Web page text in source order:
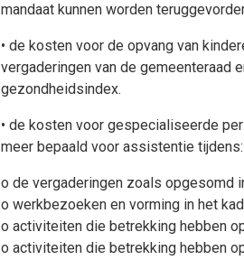
mandaat kunnen worden
• de kosten voor de opvang van
vergaderingen van de gemeenteraad
gezondheidsindex.
• de kosten voor gespecialiseerde
meer bepaald voor assistentie tijdens:
o de vergaderingen zoals opgesomd
o werkbezoeken en vorming in het
o activiteiten die betrekking hebben
o activiteiten die betrekking hebben